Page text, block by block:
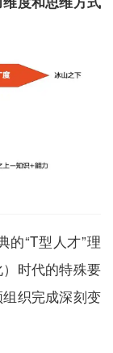
的“T型人才”理
时代的特殊要
织完成深刻变